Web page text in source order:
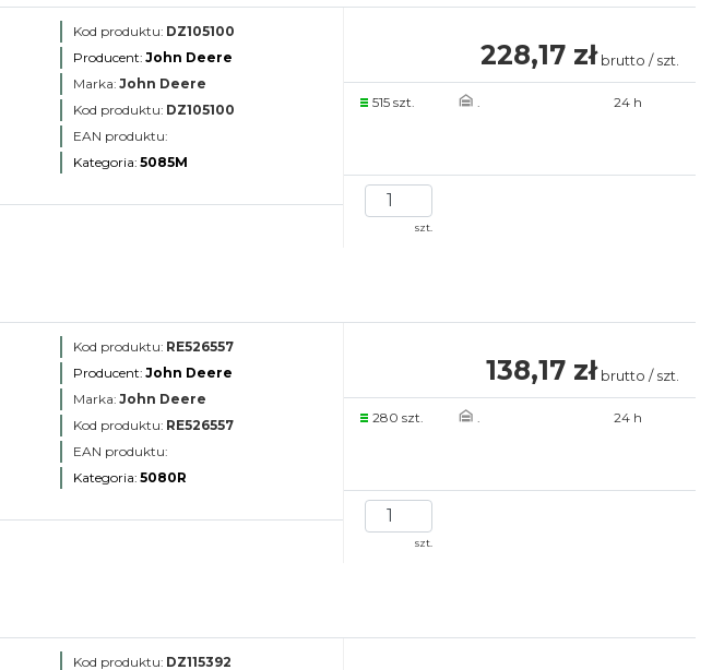
Kod produktu: DZ105100
Producent: John Deere
Marka: John Deere
Kod produktu: DZ105100
EAN produktu:
Kategoria: 5085M
228,17 zł brutto / szt.
515 szt. . 24 h
szt.
Kod produktu: RE526557
Producent: John Deere
Marka: John Deere
Kod produktu: RE526557
EAN produktu:
Kategoria: 5080R
138,17 zł brutto / szt.
280 szt. . 24 h
szt.
Kod produktu: DZ115392